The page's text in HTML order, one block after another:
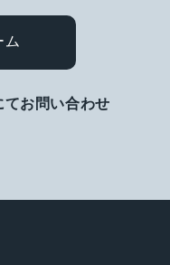
ム
てお問い合わせ